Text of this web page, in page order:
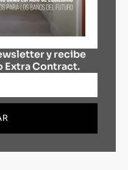
y recibe
Contract.